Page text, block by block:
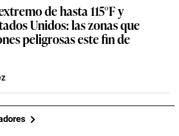
de hasta 115°F y
Unidos: las zonas que
peligrosas este fin de